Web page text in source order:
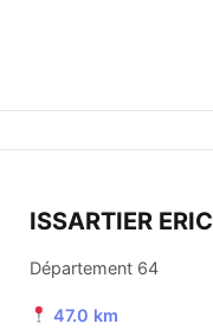
ISSARTIER ERIC
Département 64
47.0 km